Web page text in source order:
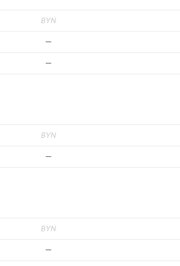
BYN
—
—
BYN
—
BYN
—